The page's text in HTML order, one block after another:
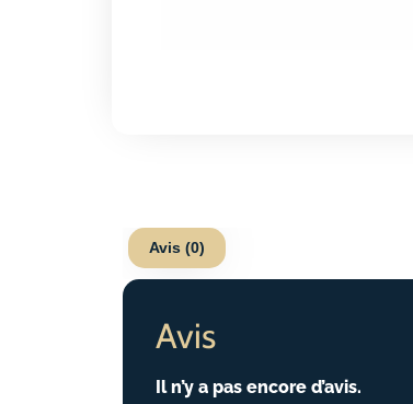
Avis (0)
Avis
Il n’y a pas encore d’avis.